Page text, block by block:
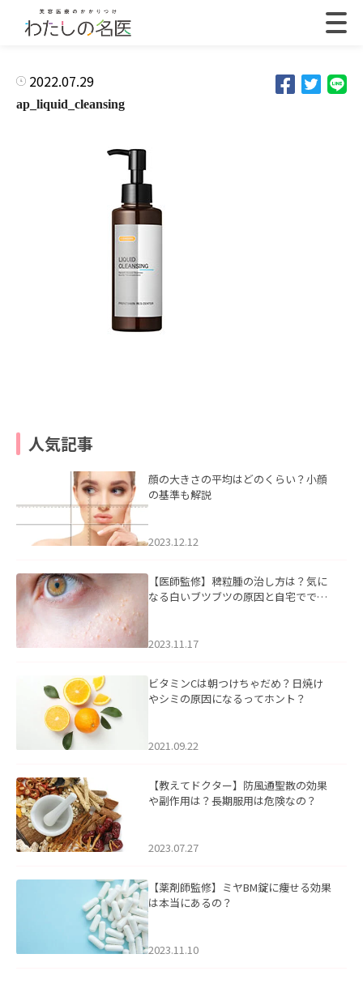
2022.07.29
ap_liquid_cleansing
人気記事
顔の大きさの平均はどのくらい？小顔
の基準も解説
2023.12.12
【医師監修】稗粒腫の治し方は？気に
なる白いブツブツの原因と自宅ででき
2023.11.17
ビタミンCは朝つけちゃだめ？日焼け
やシミの原因になるってホント？
2021.09.22
【教えてドクター】防風通聖散の効果
や副作用は？長期服用は危険なの？
2023.07.27
【薬剤師監修】ミヤBM錠に痩せる効果
は本当にあるの？
2023.11.10